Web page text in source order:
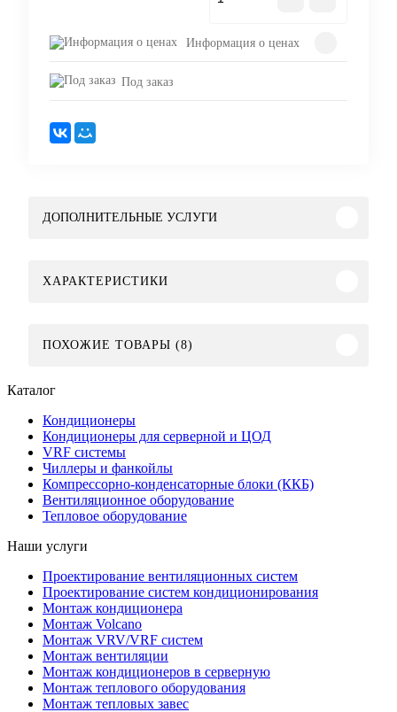
Информация о ценах
Под заказ
ДОПОЛНИТЕЛЬНЫЕ УСЛУГИ
ХАРАКТЕРИСТИКИ
ПОХОЖИЕ ТОВАРЫ (8)
Каталог
Кондиционеры
Кондиционеры для серверной и ЦОД
VRF системы
Чиллеры и фанкойлы
Компрессорно-конденсаторные блоки (ККБ)
Вентиляционное оборудование
Тепловое оборудование
Наши услуги
Проектирование вентиляционных систем
Проектирование систем кондиционирования
Монтаж кондиционера
Монтаж Volcano
Монтаж VRV/VRF систем
Монтаж вентиляции
Монтаж кондиционеров в серверную
Монтаж теплового оборудования
Монтаж тепловых завес